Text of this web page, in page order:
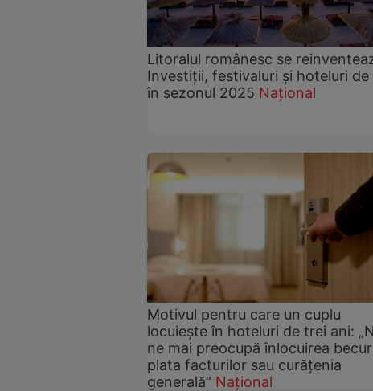
Litoralul românesc se
Investiții, festivaluri și hoteluri de
în sezonul 2025 Național
Motivul pentru care un cuplu
locuiește în hoteluri de trei ani:
ne mai preocupă înlocuirea
plata facturilor sau curățenia
generală” Național